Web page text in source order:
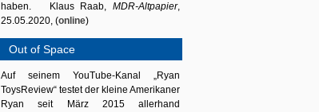
haben. Klaus Raab, MDR-Altpapier,
25.05.2020, (online)
Out of Space
Auf seinem YouTube-Kanal „Ryan
ToysReview“ testet der kleine Amerikaner
Ryan seit März 2015 allerhand